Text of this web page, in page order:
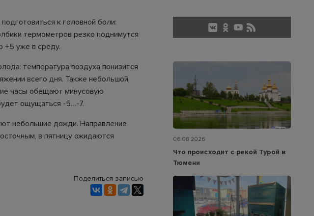
к головной боли:
термометров резко поднимутся
+5 уже в среду.
температура воздуха понизится
всего дня. Также небольшой
часы обещают минусовую
ощущаться -5…-7.
небольшие дожди. Направление
в пятницу ожидаются
Поделиться записью
06.08.2026
Что происходит с рекой Турой в
Тюмени